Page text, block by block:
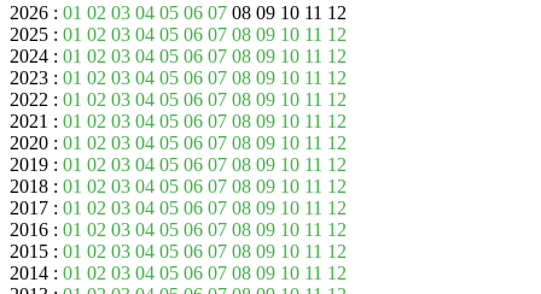
2026 : 01 02 03 04 05 06 07 08 09 10 11 12
2025 : 01 02 03 04 05 06 07 08 09 10 11 12
2024 : 01 02 03 04 05 06 07 08 09 10 11 12
2023 : 01 02 03 04 05 06 07 08 09 10 11 12
2022 : 01 02 03 04 05 06 07 08 09 10 11 12
2021 : 01 02 03 04 05 06 07 08 09 10 11 12
2020 : 01 02 03 04 05 06 07 08 09 10 11 12
2019 : 01 02 03 04 05 06 07 08 09 10 11 12
2018 : 01 02 03 04 05 06 07 08 09 10 11 12
2017 : 01 02 03 04 05 06 07 08 09 10 11 12
2016 : 01 02 03 04 05 06 07 08 09 10 11 12
2015 : 01 02 03 04 05 06 07 08 09 10 11 12
2014 : 01 02 03 04 05 06 07 08 09 10 11 12